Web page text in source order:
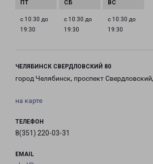
с 10:30 до
19:30
с 10:30 до
19:30
с 10:30 до
19:30
ЧЕЛЯБИНСК СВЕРДЛОВСКИЙ 80
город Челябинск, проспект
на карте
ТЕЛЕФОН
8(351) 220-03-31
EMAIL